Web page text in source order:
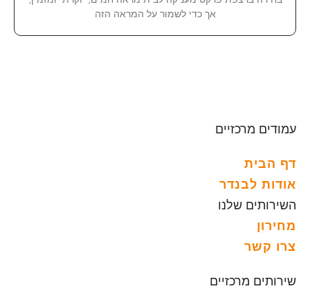
אך כדי לשמור על המראה הזה
עמודים מרכזיים
דף הבית
אודות לבנדר
השירותים שלנו
מחירון
צרו קשר
שירותים מרכזיים